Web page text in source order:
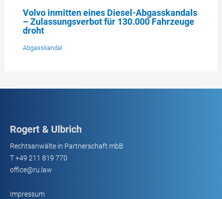
Volvo inmitten eines Diesel-Abgasskandals
– Zulassungsverbot für 130.000 Fahrzeuge
droht
Abgasskandal
Rogert & Ulbrich
Rechtsanwälte in Partnerschaft mbB
T+49 211 819 770
office@ru.law
Impressum